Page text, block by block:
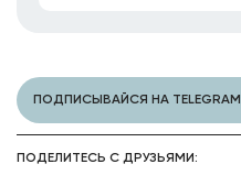
ПОДПИСЫВАЙСЯ НА TELEGRAM
ПОДЕЛИТЕСЬ С ДРУЗЬЯМИ: